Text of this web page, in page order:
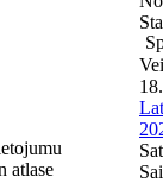
atlase